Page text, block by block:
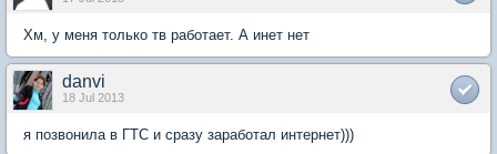
Хм, у меня только тв работает. А инет нет
danvi
18 Jul 2013
я позвонила в ГТС и сразу заработал интернет)))